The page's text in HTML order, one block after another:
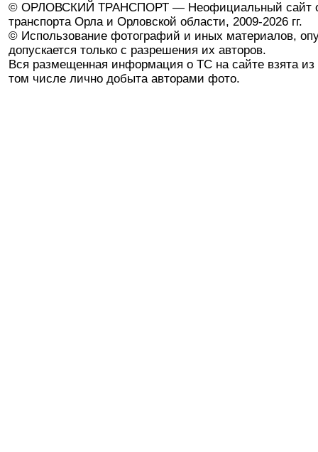
© ОРЛОВСКИЙ ТРАНСПОРТ — Неофициальный сайт
транспорта Орла и Орловской области, 2009-2026 гг.
© Использование фотографий и иных материалов,
допускается только с разрешения их авторов.
Вся размещенная информация о ТС на сайте взята из
том числе лично добыта авторами фото.